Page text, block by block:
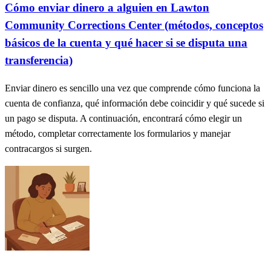
Cómo enviar dinero a alguien en Lawton
Community Corrections Center (métodos, conceptos
básicos de la cuenta y qué hacer si se disputa una
transferencia)
Enviar dinero es sencillo una vez que comprende cómo funciona la
cuenta de confianza, qué información debe coincidir y qué sucede si
un pago se disputa. A continuación, encontrará cómo elegir un
método, completar correctamente los formularios y manejar
contracargos si surgen.